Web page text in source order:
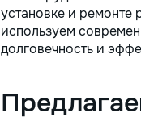
установке и ремонте
используем
долговечность и